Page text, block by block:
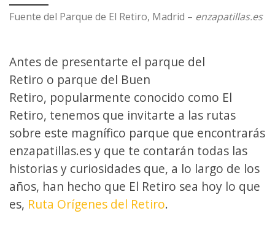
Fuente del Parque de El Retiro, Madrid – enzapatillas.es
Antes de presentarte el parque del
Retiro o parque del Buen
Retiro, popularmente conocido como El
Retiro, tenemos que invitarte a las rutas
sobre este magnífico parque que encontrarás
enzapatillas.es y que te contarán todas las
historias y curiosidades que, a lo largo de los
años, han hecho que El Retiro sea hoy lo que
es, Ruta Orígenes del Retiro.